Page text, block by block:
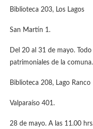
Biblioteca 203, Los Lagos
San Martín 1.
Del 20 al 31 de mayo.
patrimoniales de la comuna.
Biblioteca 208, Lago Ranco
Valparaíso 401.
28 de mayo. A las 11.00